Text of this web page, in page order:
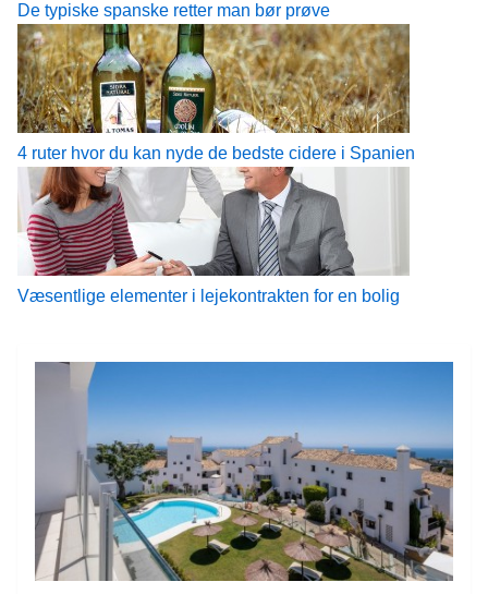
De typiske spanske retter man bør prøve
4 ruter hvor du kan nyde de bedste cidere i Spanien
Væsentlige elementer i lejekontrakten for en bolig